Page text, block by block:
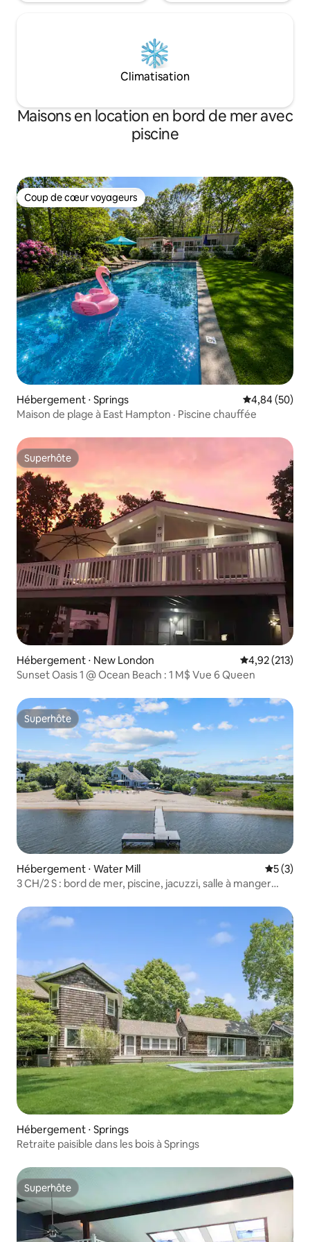
Climatisation
Maisons en location en bord de mer avec
piscine
Coup de cœur voyageurs
Coup de cœur voyageurs
Hébergement ⋅ Springs Évaluation
4,84 (50)
Maison de plage à East Hampton · Piscine chauffée
Superhôte
Superhôte
Hébergement ⋅ New London Évaluation
4,92 (213)
Sunset Oasis 1 @ Ocean Beach : 1 M$ Vue 6 Queen
Superhôte
Superhôte
Hébergement ⋅ Water Mill
5 (3)
3 CH/2 S : bord de mer, piscine, jacuzzi, salle à manger
Hébergement ⋅ Springs
Retraite paisible dans les bois à Springs
Superhôte
Superhôte